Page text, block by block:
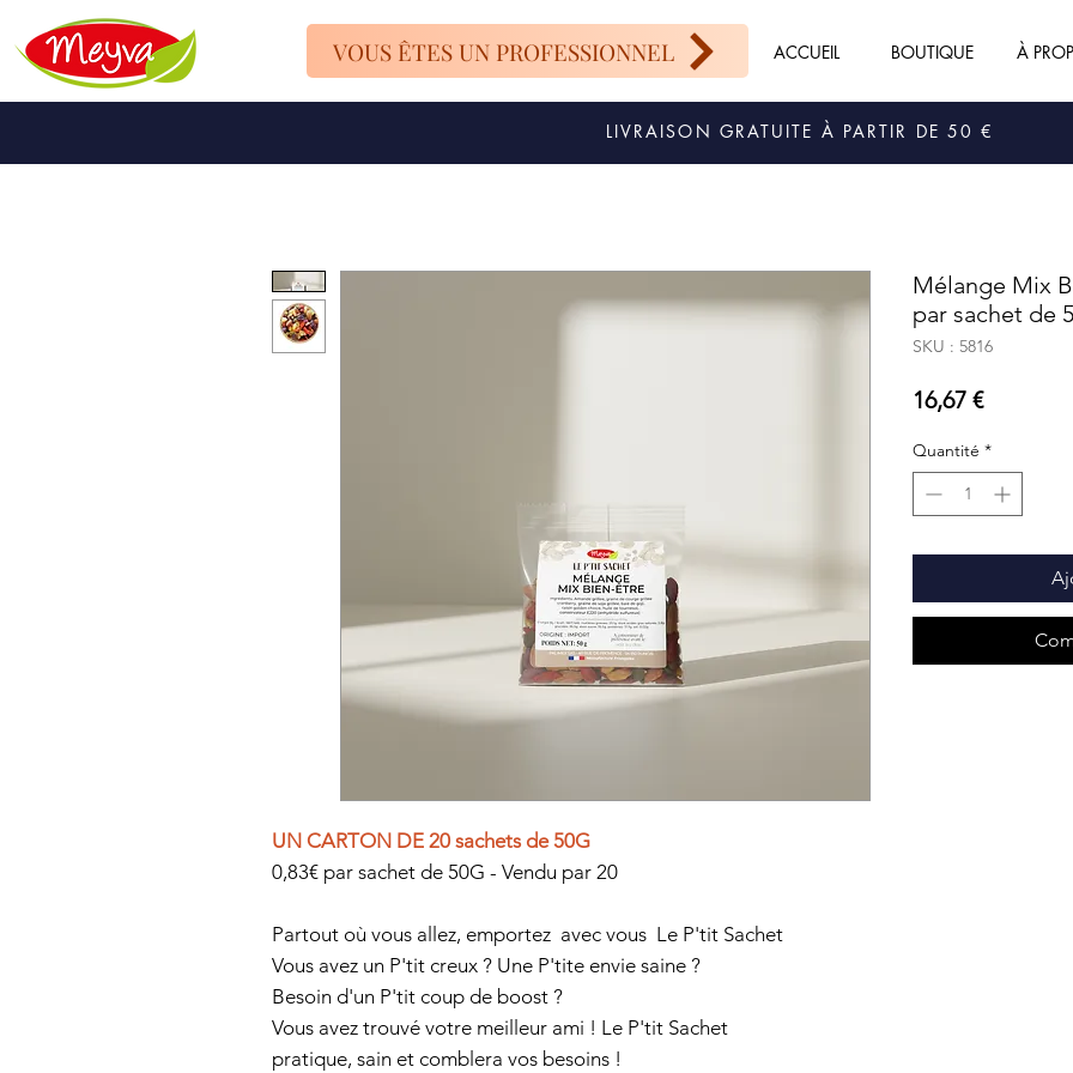
ACCUEIL BOUTIQUE À
VOUS ÊTES UN PROFESSIONNEL
LIVRAISON GRATUITE À PARTIR DE 50 €
UN CARTON DE 20 sachets de 50G
0,83€ par sachet de 50G - Vendu par 20
Partout où vous allez, emportez avec vous Le P'tit Sachet
Vous avez un P'tit creux ? Une P'tite envie saine ?
Besoin d'un P'tit coup de boost ?
Vous avez trouvé votre meilleur ami ! Le P'tit Sachet
pratique, sain et comblera vos besoins !
Mélange Mix
par sachet de
SKU : 5816
16,67 €Prix
Quantité *